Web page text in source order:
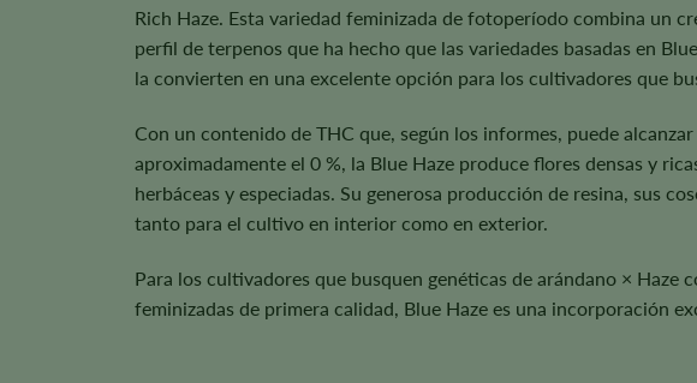
Rich Haze. Esta variedad feminizada de fotoperíodo combina un
perfil de terpenos que ha hecho que las variedades basadas en
la convierten en una excelente opción para los cultivadores que
Con un contenido de THC que, según los informes, puede
aproximadamente el 0 %, la Blue Haze produce flores densas y
herbáceas y especiadas. Su generosa producción de resina, sus
tanto para el cultivo en interior como en exterior.
Para los cultivadores que busquen genéticas de arándano ×
feminizadas de primera calidad, Blue Haze es una incorporación